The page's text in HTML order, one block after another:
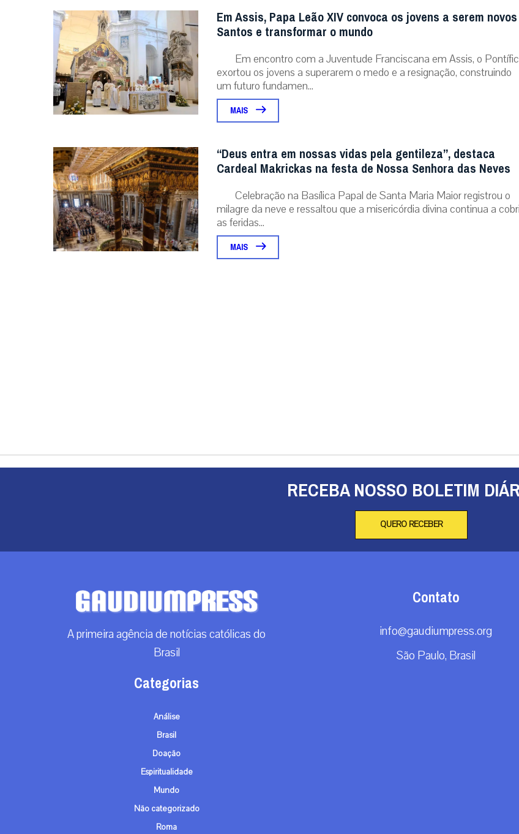
Em Assis, Papa Leão XIV convoca os jovens a serem novos
Santos e transformar o mundo
Em encontro com a Juventude Franciscana em Assis, o
exortou os jovens a superarem o medo e a resignação, construindo
um futuro fundamen...
MAIS
“Deus entra em nossas vidas pela gentileza”, destaca
Cardeal Makrickas na festa de Nossa Senhora das Neves
Celebração na Basílica Papal de Santa Maria Maior registrou o
milagre da neve e ressaltou que a misericórdia divina continua a
as feridas...
MAIS
RECEBA NOSSO BOLETIM
QUERO RECEBER
A primeira agência de notícias católicas do
Brasil
Categorias
Análise
Brasil
Doação
Espiritualidade
Mundo
Não categorizado
Roma
Contato
info@gaudiumpress.org
São Paulo, Brasil